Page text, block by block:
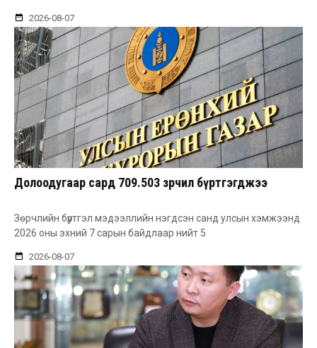
2026-08-07
Долоодугаар сард 709.503 зөрчил бүртгэгджээ
Зөрчлийн бүртгэл мэдээллийн нэгдсэн санд улсын хэмжээнд
2026 оны эхний 7 сарын байдлаар нийт 5
2026-08-07